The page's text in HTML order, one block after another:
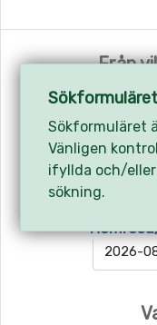
Från
Avreseort
Utresa/
Sökformuläret
Vänligen
ifyllda och/
sökning.